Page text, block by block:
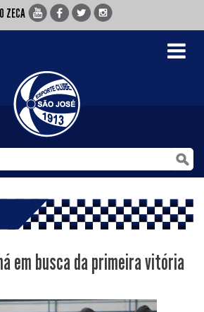
ZECA
Toggle
em busca da primeira vitória